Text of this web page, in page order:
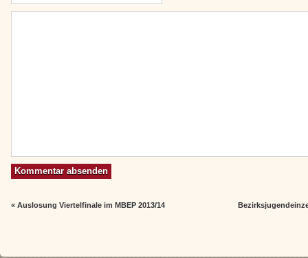
«Auslosung Viertelfinale im MBEP 2013/14